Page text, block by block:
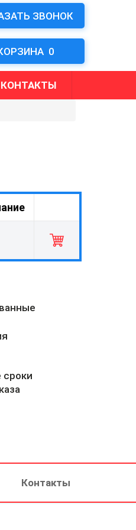
ЗВОНОК
0
КОНТАКТЫ
сроки
Контакты